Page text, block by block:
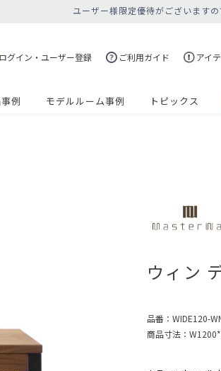
ユーザー様限定優待がございます
ログイン・ユーザー登録 ご利用ガイド アイ
例 モデルルーム事例 トピックス
ウィン
品番： WIDE120-
商品寸法：